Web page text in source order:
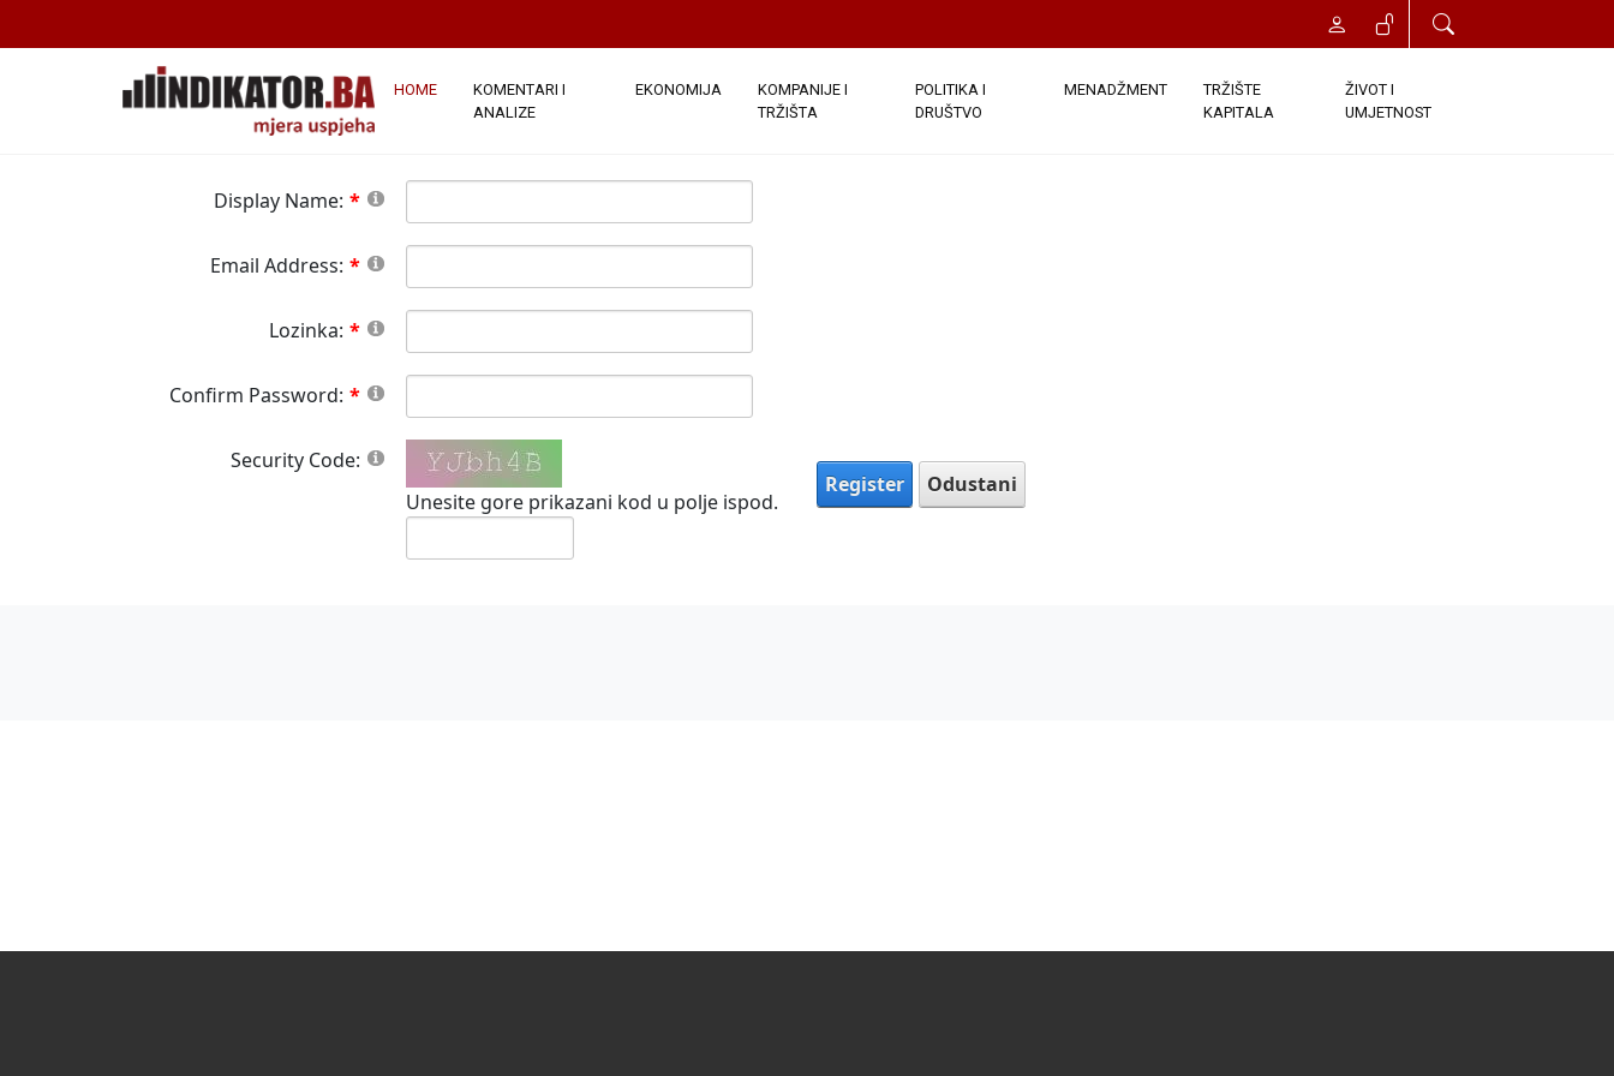
HOME
KOMENTARI I
ANALIZE
EKONOMIJA
KOMPANIJE I
TRŽIŠTA
POLITIKA I
DRUŠTVO
MENADŽMENT
TRŽIŠTE
KAPITALA
ŽIVOT I
UMJETNOST
Članstvo na ovoj stranici je javno. Nakon što su podaci o vašem računu dostavljeni, bit će vam odobren trenutni pristup
stranici.Sva polja označena crvenom zvjezdicom su obavezna.
button please wait until the system responds.)
Display Name:
Email Address:
Lozinka:
Confirm Password:
Security Code:
Unesite gore prikazani kod u polje ispod.
Register Odustani